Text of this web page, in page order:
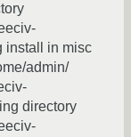
install in misc
admin/
directory